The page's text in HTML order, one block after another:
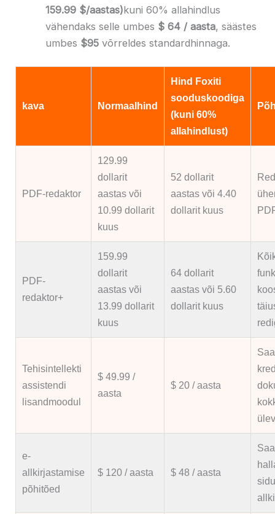
159.99 $/aastas)kuni 60% allahindlus
vähendaks selle umbes $ 64 / aasta, säästes
umbes $95 võrreldes standardhinnaga.
kava Normaalhind
Hind Foxiti
sooduskoodiga
(kuni 60%
allahindlust)
PDF-redaktor
129.99
dollarit
aastas või
10.99 dollarit
kuus
52 dollarit
aastas või 4.40
dollarit kuus
PDF-
redaktor+
159.99
dollarit
aastas või
13.99 dollarit
kuus
64 dollarit
aastas või 5.60
dollarit kuus
Tehisintellekti
assistendi
lisandmoodul
$ 49.99 /
aasta
$ 20 / aasta
e-
allkirjastamise
põhitõed
$ 120 / aasta $ 48 / aasta